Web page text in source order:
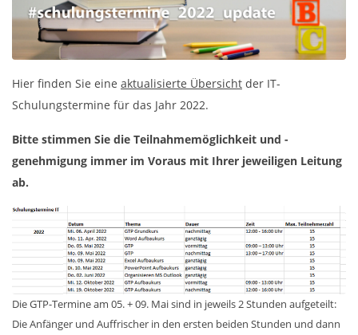
Hier finden Sie eine aktualisierte Übersicht der IT-
Schulungstermine für das Jahr 2022.
Bitte stimmen Sie die Teilnahmemöglichkeit und -
genehmigung immer im Voraus mit Ihrer jeweiligen Leitung
ab.
Die GTP-Termine am 05. + 09. Mai sind in jeweils 2 Stunden aufgeteilt:
Die Anfänger und Auffrischer in den ersten beiden Stunden und dann